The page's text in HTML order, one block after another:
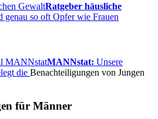
Ratgeber häusliche
genau so oft Opfer wie Frauen
MANNstat: Unsere
die Benachteiligungen von Jungen
für Männer